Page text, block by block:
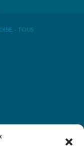
- TOUS